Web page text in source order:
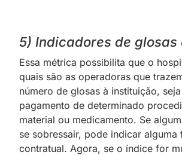
5) Indicadores de glosas
Essa métrica possibilita que o
quais são as operadoras que
número de glosas à instituição,
pagamento de determinado
material ou medicamento. Se
se sobressair, pode indicar alguma
contratual. Agora, se o índice for